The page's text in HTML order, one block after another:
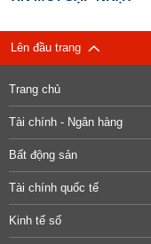
Lên đầu trang
Trang chủ
Tài chính - Ngân hàng
Bất động sản
Tài chính quốc tế
Kinh tế số